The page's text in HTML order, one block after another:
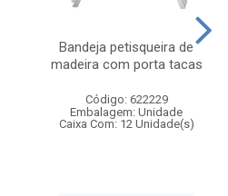
Bandeja petisqueira de
madeira com porta tacas
Código: 622229
Embalagem: Unidade
Caixa Com: 12 Unidade(s)